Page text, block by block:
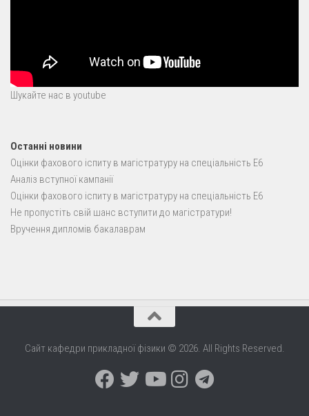
Шукайте нас в youtube
Останні новини
Оцінки фахового іспиту в магістратуру на спеціальність E6
Аналіз вступної кампанії
Оцінки фахового іспиту в магістратуру на спеціальність E6
Не пропустіть свій шанс вступити до магістратури!
Вручення дипломів бакалаврам
Сайт кафедри прикладної фізики © 2026. All Rights Reserved.